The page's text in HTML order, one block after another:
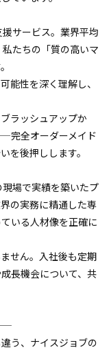
サービス。業界平均
たちの「質の高いマ
能性を深く理解し、
ラッシュアップか
完全オーダーメイド
を後押しします。
場で実績を築いたプ
の実務に精通した専
いる人材像を正確に
せん。入社後も定期
長機会について、共
う、ナイスジョブの